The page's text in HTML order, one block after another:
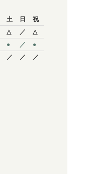
土 日
祝
△ ／
△
● ／
●
／ ／ ／